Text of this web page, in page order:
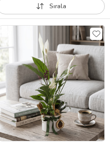
Sırala